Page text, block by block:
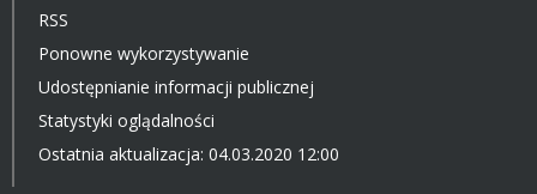
RSS
Ponowne wykorzystywanie
Udostępnianie informacji publicznej
Statystyki oglądalności
Ostatnia aktualizacja: 04.03.2020 12:00